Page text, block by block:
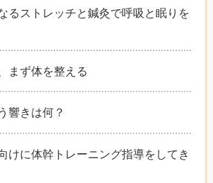
るストレッチと鍼灸で呼吸と眠りを
まず体を整える
響きは何？
けに体幹トレーニング指導をしてき